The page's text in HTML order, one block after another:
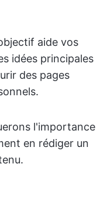
aide vos
idées principales
des pages
l'importance
en rédiger un